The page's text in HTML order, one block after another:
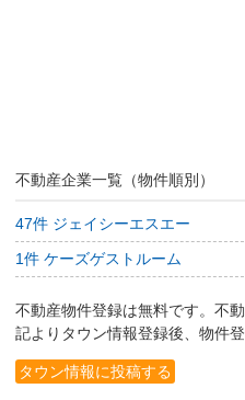
不動産企業一覧（物件順別）
47件 ジェイシーエスエー
1件 ケーズゲストルーム
不動産物件登録は無料です。不
記よりタウン情報登録後、物件登
タウン情報に投稿する